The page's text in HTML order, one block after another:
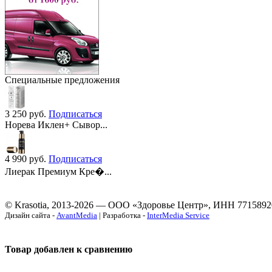
Специальные предложения
3 250 руб. Подписаться
Норева Иклен+ Сывор...
4 990 руб. Подписаться
Лиерак Премиум Кре�...
© Krasotia, 2013-2026 — ООО «Здоровье Центр», ИНН
Дизайн сайта - AvantMedia | Разработка - InterMedia Service
Товар добавлен к сравнению